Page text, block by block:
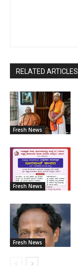
RELATED ARTICLES
Fresh News
Fresh News
Fresh News